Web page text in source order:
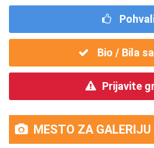
Bio / Bila
Prijavite
MESTO ZA GALERIJU